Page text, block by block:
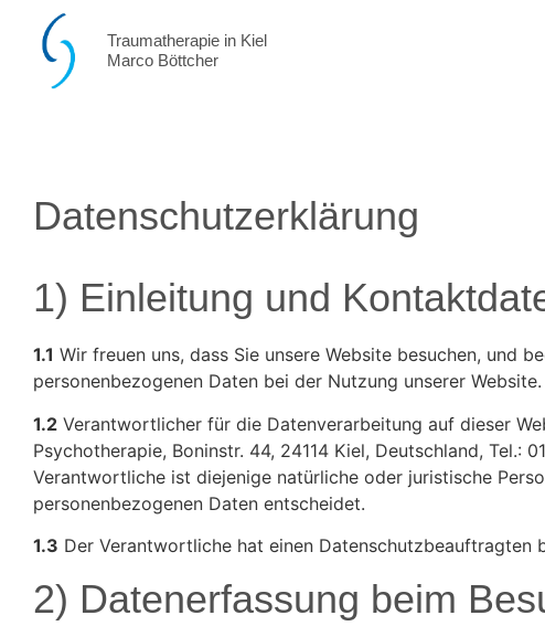
Traumatherapie in Kiel
Marco Böttcher
Datenschutzerklärung
1) Einleitung und
1.1 Wir freuen uns, dass Sie unsere Website besuchen, und
personenbezogenen Daten bei der Nutzung unserer
1.2 Verantwortlicher für die Datenverarbeitung auf dieser
Psychotherapie, Boninstr. 44, 24114 Kiel, Deutschland, Tel.:
Verantwortliche ist diejenige natürliche oder juristische
personenbezogenen Daten entscheidet.
1.3 Der Verantwortliche hat einen
2) Datenerfassung beim